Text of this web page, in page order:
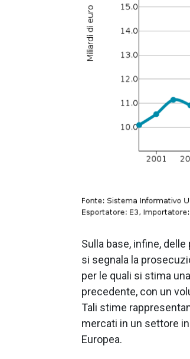
Sulla base, infine,
si segnala la
per le quali si stima
precedente, con un
Tali stime
mercati in un settore
Europea.